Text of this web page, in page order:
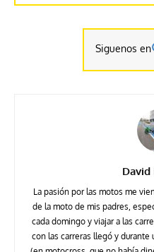
Siguenos en
David
La pasión por las motos me
de la moto de mis padres,
cada domingo y viajar a las
con las carreras llegó y